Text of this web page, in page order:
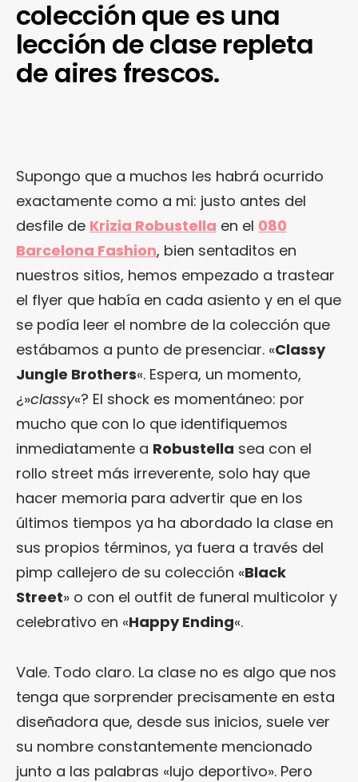
colección que es una
lección de clase repleta
de aires frescos.
Supongo que a muchos les habrá ocurrido
exactamente como a mi: justo antes del
desfile de Krizia Robustella en el 080
Barcelona Fashion, bien sentaditos en
nuestros sitios, hemos empezado a trastear
el flyer que había en cada asiento y en el que
se podía leer el nombre de la colección que
estábamos a punto de presenciar. «Classy
Jungle Brothers«. Espera, un momento,
¿»classy«? El shock es momentáneo: por
mucho que con lo que identifiquemos
inmediatamente a Robustella sea con el
rollo street más irreverente, solo hay que
hacer memoria para advertir que en los
últimos tiempos ya ha abordado la clase en
sus propios términos, ya fuera a través del
pimp callejero de su colección «Black
Street» o con el outfit de funeral multicolor y
celebrativo en «Happy Ending«.
Vale. Todo claro. La clase no es algo que nos
tenga que sorprender precisamente en esta
diseñadora que, desde sus inicios, suele ver
su nombre constantemente mencionado
junto a las palabras «lujo deportivo». Pero